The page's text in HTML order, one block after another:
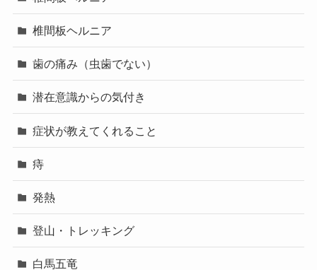
椎間板ヘルニア
歯の痛み（虫歯でない）
潜在意識からの気付き
症状が教えてくれること
痔
発熱
登山・トレッキング
白馬五竜